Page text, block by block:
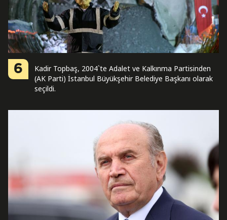
6
Kadir Topbaş, 2004`te Adalet ve Kalkınma Partisinden
(AK Parti) İstanbul Büyükşehir Belediye Başkanı olarak
seçildi.